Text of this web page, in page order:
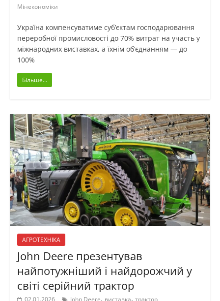
Мінекономіки
Україна компенсуватиме суб’єктам господарювання
переробної промисловості до 70% витрат на участь у
міжнародних виставках, а їхнім об’єднанням — до
100%
Більше...
АГРОТЕХНІКА
John Deere презентував
найпотужніший і найдорожчий у
світі серійний трактор
, ,